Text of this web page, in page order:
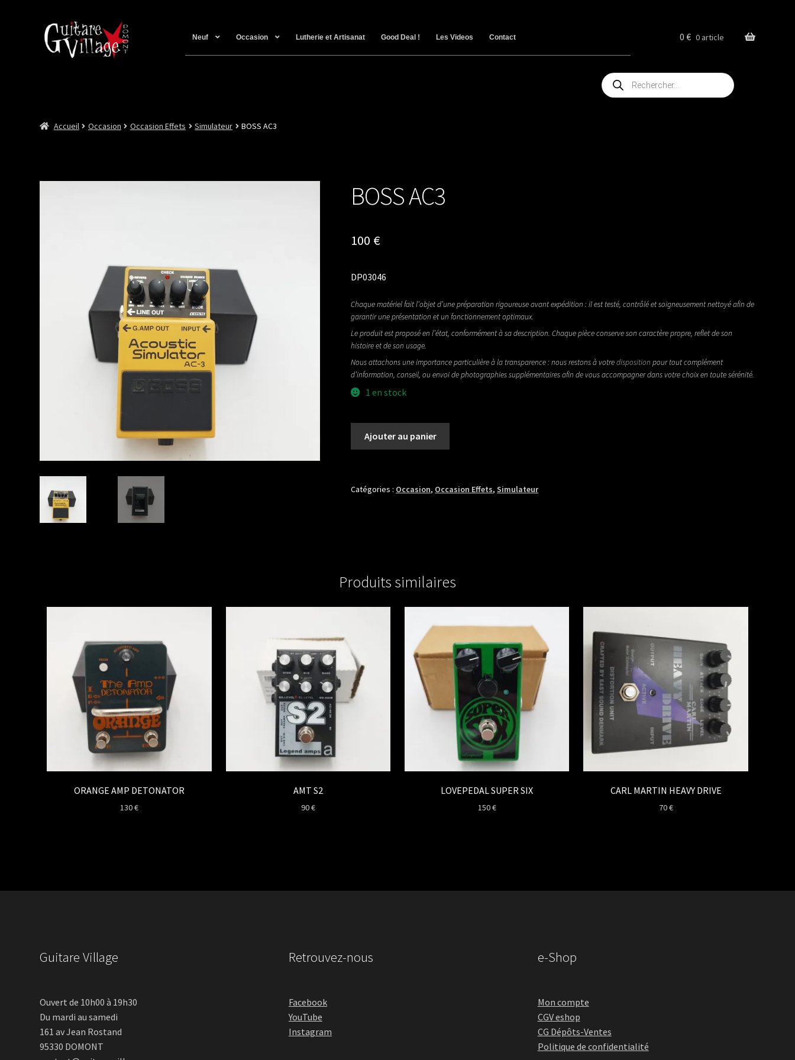
Neuf Occasion Lutherie et Artisanat Good Deal ! Les Videos Contact 0€ 0 article
Recherche
de
produits
Accueil Occasion Occasion Effets Simulateur BOSS AC3
BOSS AC3
100 €
DP03046
Chaque matériel fait l’objet d’une préparation rigoureuse avant expédition : il est testé, contrôlé et soigneusement nettoyé afin de
garantir une présentation et un fonctionnement optimaux.
Le produit est proposé en l’état, conformément à sa description. Chaque pièce conserve son caractère propre, reflet de son
histoire et de son usage.
Nous attachons une importance particulière à la transparence : nous restons à votredisposition pour tout complément
d’information, conseil, ou envoi de photographies supplémentaires afin de vous accompagner dans votre choix en toute sérénité.
1 en stock
Ajouter au panier
Catégories : Occasion, Occasion Effets,Simulateur
Produits similaires
ORANGE AMP DETONATOR
130€
AMT S2
90€
LOVEPEDAL SUPER SIX
150€
CARL MARTIN HEAVY DRIVE
70€
Guitare Village
Ouvert de 10h00 à 19h30
Du mardi au samedi
161 av Jean Rostand
95330 DOMONT
Retrouvez-nous
Facebook
YouTube
Instagram
e-Shop
Mon compte
CGV eshop
CG Dépôts-Ventes
Politique de confidentialité